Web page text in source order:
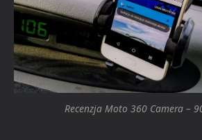
Recenzja Moto 360 Camera –